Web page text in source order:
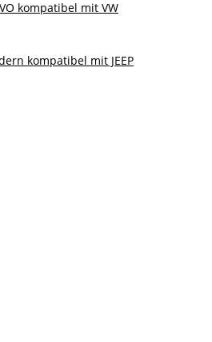
kompatibel mit VW